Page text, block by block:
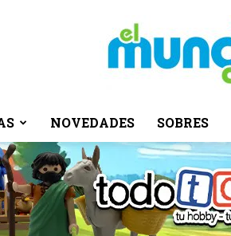
El
NOVEDADES SOBRES